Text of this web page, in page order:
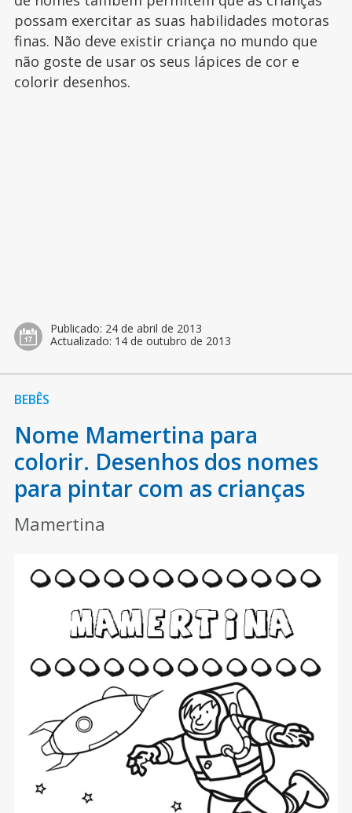
possam exercitar as suas habilidades motoras
finas. Não deve existir criança no mundo que
não goste de usar os seus lápices de cor e
colorir desenhos.
Publicado: 24 de abril de 2013
Actualizado: 14 de outubro de 2013
BEBÊS
Nome Mamertina para
colorir. Desenhos dos nomes
para pintar com as crianças
Mamertina